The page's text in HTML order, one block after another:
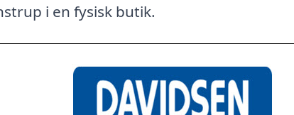
i en fysisk butik.